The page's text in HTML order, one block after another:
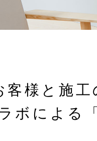
客様と施
ボによる